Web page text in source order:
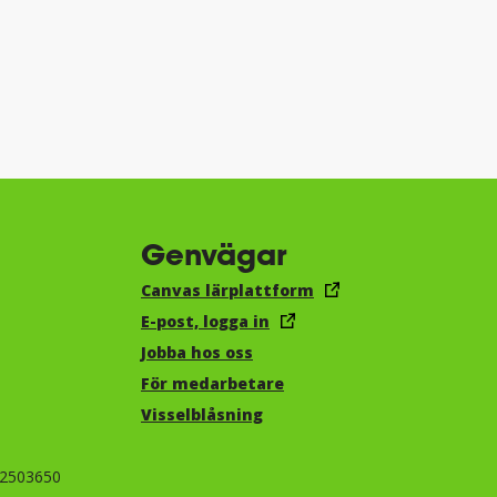
Genvägar
Canvas lärplattform
E-post, logga in
Jobba hos oss
För medarbetare
Visselblåsning